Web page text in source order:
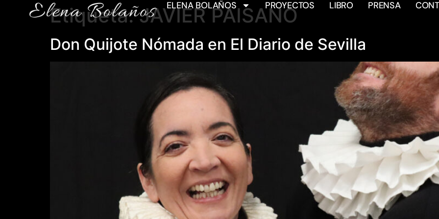
ELENA BOLAÑOS PROYECTOS LIBRO PRENSA
Etiqueta:JAVIER PAISANO
Don Quijote Nómada en El Diario de Sevilla